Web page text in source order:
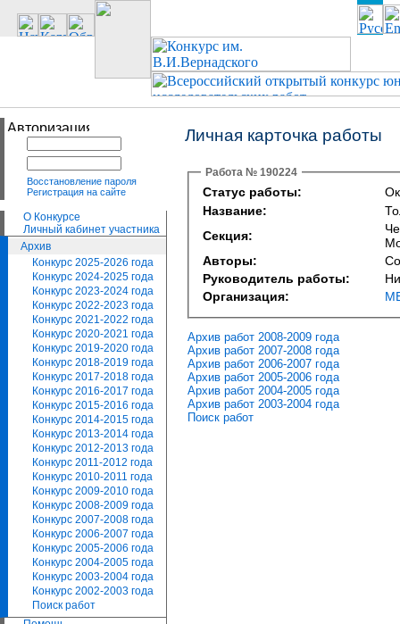
Восстановление пароля
Регистрация на сайте
О Конкурсе
Личный кабинет участника
Архив
Конкурс 2025-2026 года
Конкурс 2024-2025 года
Конкурс 2023-2024 года
Конкурс 2022-2023 года
Конкурс 2021-2022 года
Конкурс 2020-2021 года
Конкурс 2019-2020 года
Конкурс 2018-2019 года
Конкурс 2017-2018 года
Конкурс 2016-2017 года
Конкурс 2015-2016 года
Конкурс 2014-2015 года
Конкурс 2013-2014 года
Конкурс 2012-2013 года
Конкурс 2011-2012 года
Конкурс 2010-2011 года
Конкурс 2009-2010 года
Конкурс 2008-2009 года
Конкурс 2007-2008 года
Конкурс 2006-2007 года
Конкурс 2005-2006 года
Конкурс 2004-2005 года
Конкурс 2003-2004 года
Конкурс 2002-2003 года
Поиск работ
Личная карточка работы
Работа № 190224
Статус работы:
Название:
Секция:
Авторы:
Руководитель работы:
Организация:
Архив работ 2008-2009 года
Архив работ 2007-2008 года
Архив работ 2006-2007 года
Архив работ 2005-2006 года
Архив работ 2004-2005 года
Архив работ 2003-2004 года
Поиск работ